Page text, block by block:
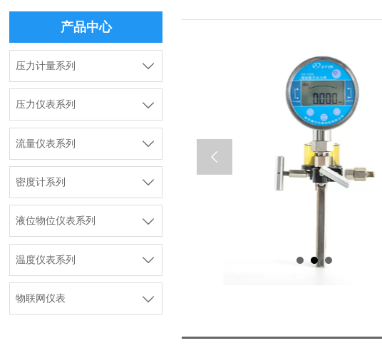
产品中心
压力计量系列 
压力仪表系列 
流量仪表系列 
密度计系列 
液位物位仪表系列 
温度仪表系列 
物联网仪表 
